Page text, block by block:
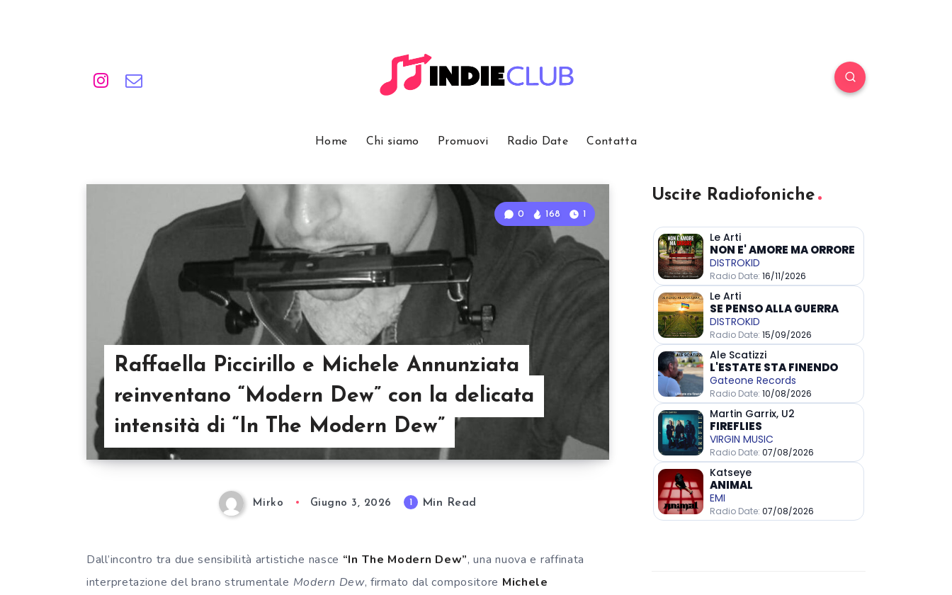
Home Chi siamo Promuovi Radio Date Contatta
Raffaella Piccirillo e Michele Annunziata
reinventano “Modern Dew” con la delicata
intensità di “In The Modern Dew”
0 168 1
Mirko Giugno 3, 2026 1 Min Read
Dall’incontro tra due sensibilità artistiche nasce “In The Modern Dew”, una nuova e raffinata
interpretazione del brano strumentale Modern Dew, firmato dal compositore Michele
Uscite Radiofoniche